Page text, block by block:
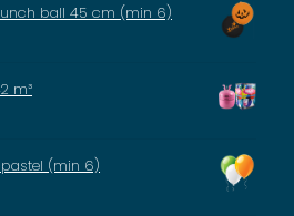
ball 45 cm (min 6)
m³
(min 6)